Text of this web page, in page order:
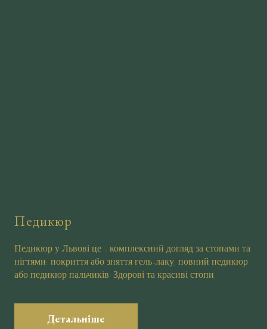
Педикюр
Педикюр у Львові це - комплексний догляд за стопами та
нігтями: покриття або зняття гель-лаку, повний педикюр
або педикюр пальчиків. Здорові та красиві стопи.
Детальніше